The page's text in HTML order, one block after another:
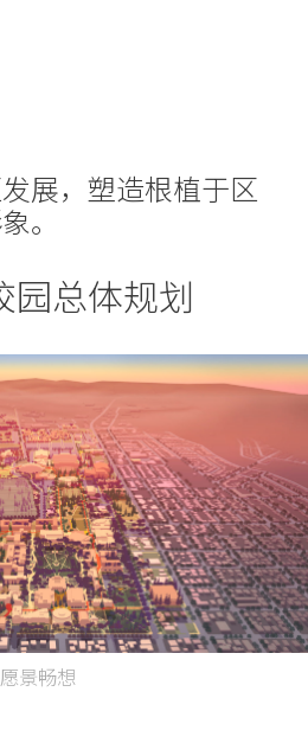
展，塑造根植于区
。
园总体规划
景畅想